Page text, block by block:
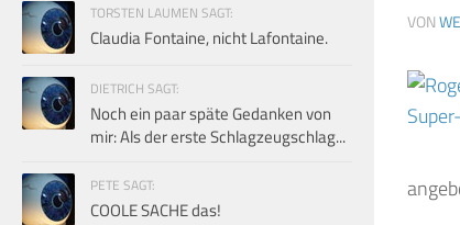
VON
TORSTEN LAUMEN SAGT:
Claudia Fontaine, nicht Lafontaine.
DIETRICH SAGT:
Noch ein paar späte Gedanken von
mir: Als der erste Schlagzeugschlag...
PETE SAGT:
COOLE SACHE das!